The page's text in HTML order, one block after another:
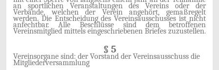
an sportlichen Veranstaltungen des Vereins oder der
Verbände, welchen der Verein angehört, gemaßregelt
werden. Die Entscheidung des Vereinsausschusses ist nicht
anfechtbar. Alle Beschlüsse sind dem betroffenen
Vereinsmitglied mittels eingeschriebenen Briefes zuzustellen.
§ 5
Vereinsorgane sind: der Vorstand der Vereinsausschuss die
Mitgliederversammlung